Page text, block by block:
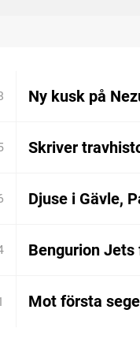
Ny kusk på
Skriver
Djuse i Gävle,
Bengurion
Mot första